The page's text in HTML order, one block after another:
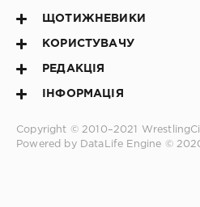
ЩОТИЖНЕВИКИ
КОРИСТУВАЧУ
РЕДАКЦІЯ
ІНФОРМАЦІЯ
Copyright © 2010–2021
Powered by DataLife Engine ©